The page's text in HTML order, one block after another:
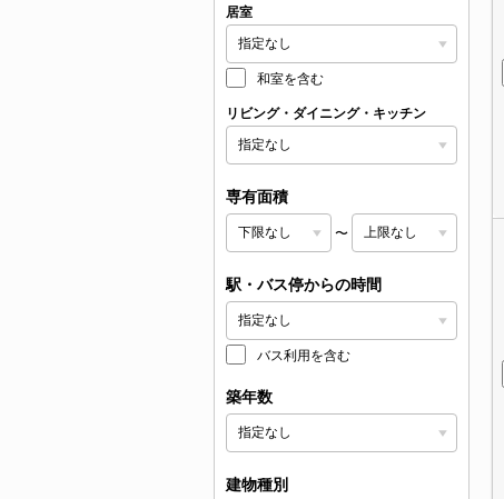
居室
和室を含む
リビング・ダイニング・キッチン
専有面積
〜
駅・バス停からの時間
バス利用を含む
築年数
建物種別